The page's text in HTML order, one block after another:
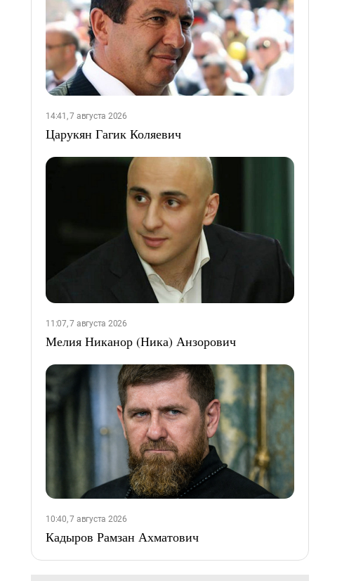
14:41, 7 августа 2026
Царукян Гагик Коляевич
11:07, 7 августа 2026
Мелия Никанор (Ника) Анзорович
10:40, 7 августа 2026
Кадыров Рамзан Ахматович